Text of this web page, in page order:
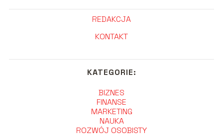
REDAKCJA
KONTAKT
KATEGORIE:
BIZNES
FINANSE
MARKETING
NAUKA
ROZWÓJ OSOBISTY